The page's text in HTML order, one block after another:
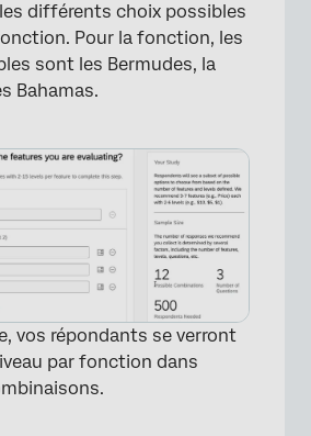
différents choix possibles
Pour la fonction, les
sont les Bermudes, la
Bahamas.
vos répondants se verront
par fonction dans